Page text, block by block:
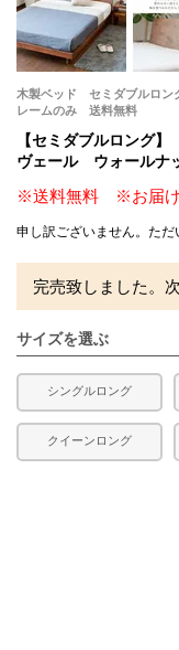
木製ベッド セミダブルロ
レームのみ 送料無料
【セミダブルロング】
ヴェール ウォールナ
※送料無料 ※お届け
申し訳ございません。ただ
完売致しました。
サイズを選ぶ
シングルロング
クイーンロング